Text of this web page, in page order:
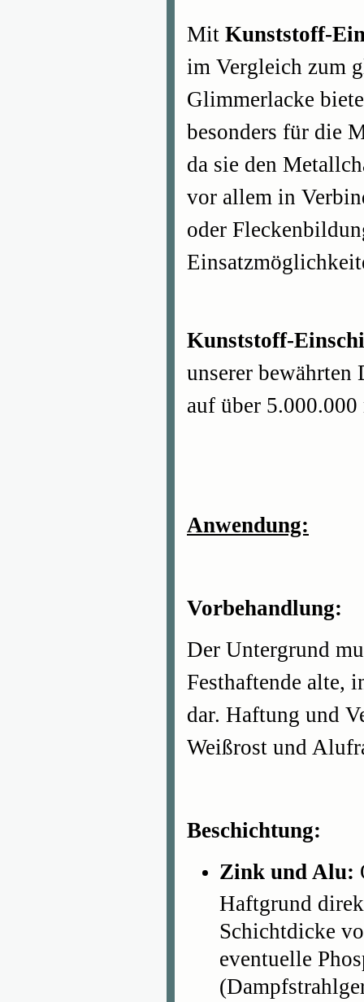
Mit Kunststoff-
im Vergleich zum
Glimmerlacke
besonders für die
da sie den
vor allem in
oder
Kunststoff-
unserer
auf über 5.000.000
Anwendung:
Vorbehandlung:
Der Untergrund
Festhaftende alte,
dar. Haftung und
Weißrost und
Beschichtung:
Zink und Alu:
Haftgrund
Schichtdicke
eventuelle